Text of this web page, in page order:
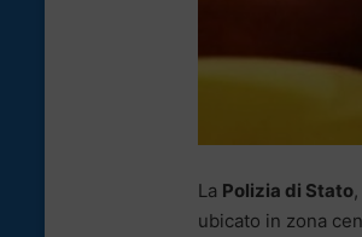
La Polizia di Stato
ubicato in zona